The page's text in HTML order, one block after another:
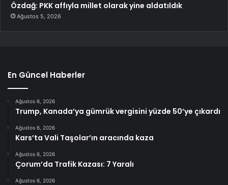
Özdağ: PKK affıyla millet olarak yine aldatıldık
Ağustos 5, 2026
En Güncel Haberler
Ağustos 6, 2026
Trump, Kanada’ya gümrük vergisini yüzde 50’ye çıkardı
Ağustos 6, 2026
Kars’ta Vali Taşolar’ın aracında kaza
Ağustos 6, 2026
Çorum’da Trafik Kazası: 7 Yaralı
Ağustos 6, 2026